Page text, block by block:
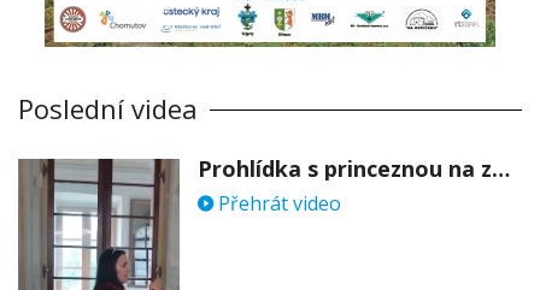
Poslední videa
Prohlídka s princeznou na zámku Stekník
Přehrát video